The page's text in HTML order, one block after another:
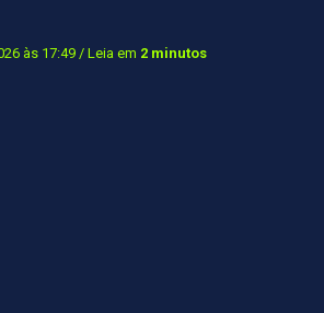
às 17:49/ Leia em 2 minutos